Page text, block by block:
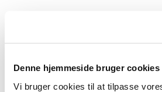
Denne hjemmeside bruger cookies
Vi bruger cookies til at tilpasse